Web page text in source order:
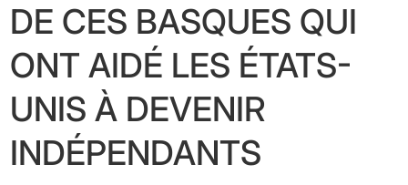
DE CES BASQUES QUI
ONT AIDÉ LES ÉTATS-
UNIS À DEVENIR
INDÉPENDANTS